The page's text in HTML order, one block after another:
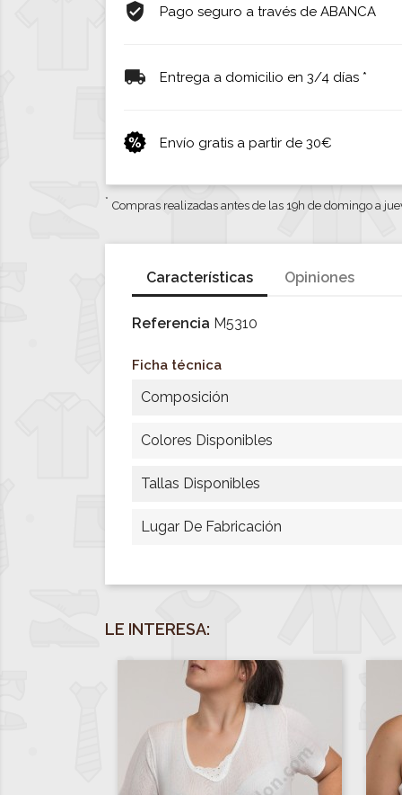
Pago seguro a través de ABANCA
Entrega a domicilio en 3/4 días *
Envío gratis a partir de 30€
* Compras realizadas antes de las 19h de domingo a
Características Opiniones
Referencia M5310
Ficha técnica
Composición
Colores Disponibles
Tallas Disponibles
Lugar De Fabricación
LE INTERESA: